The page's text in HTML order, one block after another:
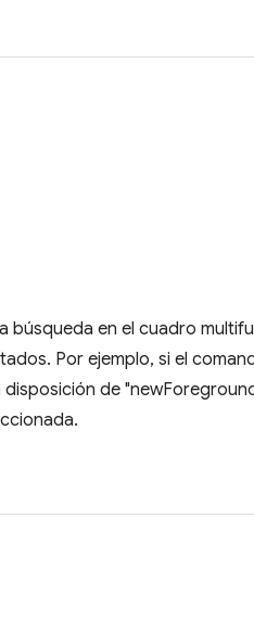
búsqueda en el cuadro
Por ejemplo, si el
de